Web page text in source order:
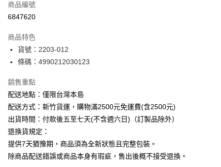
Apple Pay
悠遊付
ATM付款
運送方式
下單前請先詢問庫存
每筆NT$130，滿NT$2,500(含以上)免運費
商品編號
6847620
商品特色
貨號：2203-012
條碼：4990212030123
銷售重點
配送地點：僅限台灣本島
配送方式：新竹貨運，購物滿2500元免運費(含2500元)
出貨時間：付款後五至七天(不含週六日)（訂製品除外）
退換貨規定：
提供7天猶豫期，商品須為全新狀態且完整包裝。
除商品配送錯誤或商品本身有瑕疵，售出後概不接受退換。